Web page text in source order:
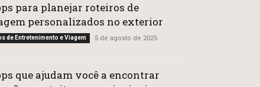
para planejar roteiros de
personalizados no exterior
de Entretenimento e Viagem 5 de agosto de 2025
que ajudam você a encontrar